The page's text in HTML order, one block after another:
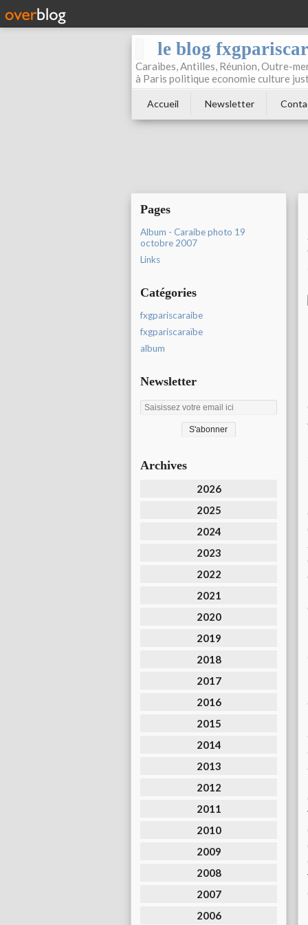
le blog
Caraibes, Antilles, Réunion, Outre-
à Paris politique economie culture
Accueil Newsletter
Pages
Album - Caraibe photo 19
octobre 2007
Links
Catégories
fxgpariscaraibe
fxgpariscaraïbe
album
Newsletter
Archives
2026
2025
2024
2023
2022
2021
2020
2019
2018
2017
2016
2015
2014
2013
2012
2011
2010
2009
2008
2007
2006